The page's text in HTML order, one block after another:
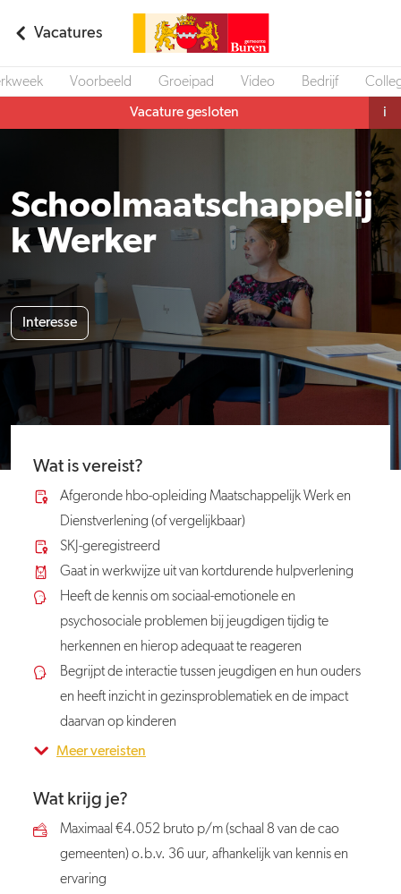
Vacatures
Voorbeeld Groeipad Video Bedrijf
Vacature gesloten i
Schoolmaatschappelij
k Werker
Interesse
Wat is vereist?
Afgeronde hbo-opleiding Maatschappelijk Werk en
Dienstverlening (of vergelijkbaar)
SKJ-geregistreerd
Gaat in werkwijze uit van kortdurende hulpverlening
Heeft de kennis om sociaal-emotionele en
psychosociale problemen bij jeugdigen tijdig te
herkennen en hierop adequaat te reageren
Begrijpt de interactie tussen jeugdigen en hun ouders
en heeft inzicht in gezinsproblematiek en de impact
daarvan op kinderen
Meer vereisten
Wat krijg je?
Maximaal €4.052 bruto p/m (schaal 8 van de cao
gemeenten) o.b.v. 36 uur, afhankelijk van kennis en
ervaring